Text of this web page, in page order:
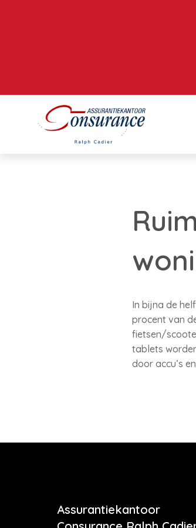
In bijna de
procent van
fietsen/
tablets
door accu’s
Assurantiekantoor